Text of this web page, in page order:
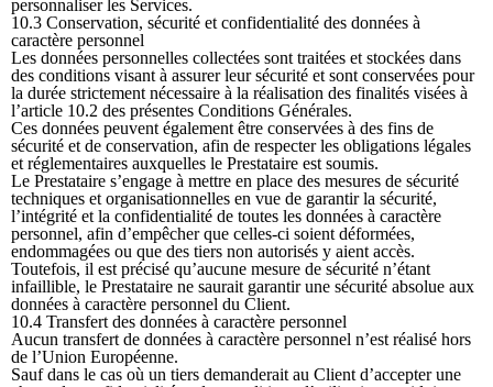
personnaliser les Services.
10.3 Conservation, sécurité et confidentialité des données à
caractère personnel
Les données personnelles collectées sont traitées et stockées dans
des conditions visant à assurer leur sécurité et sont conservées pour
la durée strictement nécessaire à la réalisation des finalités visées à
l’article 10.2 des présentes Conditions Générales.
Ces données peuvent également être conservées à des fins de
sécurité et de conservation, afin de respecter les obligations légales
et réglementaires auxquelles le Prestataire est soumis.
Le Prestataire s’engage à mettre en place des mesures de sécurité
techniques et organisationnelles en vue de garantir la sécurité,
l’intégrité et la confidentialité de toutes les données à caractère
personnel, afin d’empêcher que celles-ci soient déformées,
endommagées ou que des tiers non autorisés y aient accès.
Toutefois, il est précisé qu’aucune mesure de sécurité n’étant
infaillible, le Prestataire ne saurait garantir une sécurité absolue aux
données à caractère personnel du Client.
10.4 Transfert des données à caractère personnel
Aucun transfert de données à caractère personnel n’est réalisé hors
de l’Union Européenne.
Sauf dans le cas où un tiers demanderait au Client d’accepter une